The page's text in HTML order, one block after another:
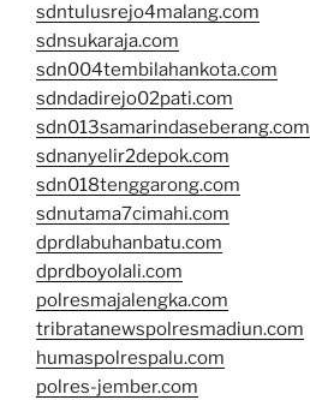
sdntulusrejo4malang.com
sdnsukaraja.com
sdn004tembilahankota.com
sdndadirejo02pati.com
sdn013samarindaseberang.com
sdnanyelir2depok.com
sdn018tenggarong.com
sdnutama7cimahi.com
dprdlabuhanbatu.com
dprdboyolali.com
polresmajalengka.com
tribratanewspolresmadiun.com
humaspolrespalu.com
polres-jember.com